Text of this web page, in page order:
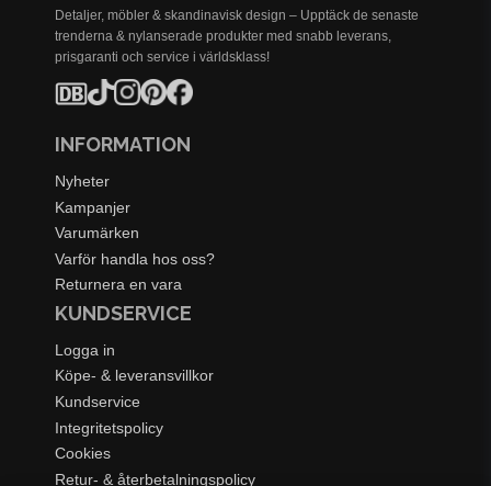
Detaljer, möbler & skandinavisk design – Upptäck de senaste
trenderna & nylanserade produkter med snabb leverans,
prisgaranti och service i världsklass!
INFORMATION
Nyheter
Kampanjer
Varumärken
Varför handla hos oss?
Returnera en vara
KUNDSERVICE
Logga in
Köpe- & leveransvillkor
Kundservice
Integritetspolicy
Cookies
Retur- & återbetalningspolicy